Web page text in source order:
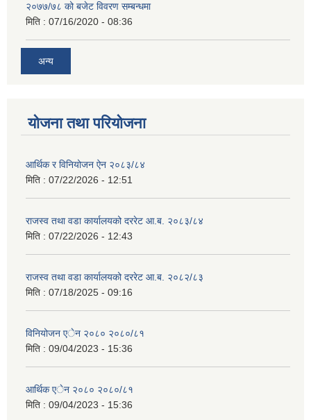
२०७७/७८ को बजेट विवरण सम्बन्धमा
मिति : 07/16/2020 - 08:36
अन्य
योजना तथा परियोजना
आर्थिक र विनियोजन ऐन २०८३/८४
मिति : 07/22/2026 - 12:51
राजस्व तथा वडा कार्यालयको दररेट आ.ब. २०८३/८४
मिति : 07/22/2026 - 12:43
राजस्व तथा वडा कार्यालयको दररेट आ.ब. २०८२/८३
मिति : 07/18/2025 - 09:16
विनियोजन एेन २०८० २०८०/८१
मिति : 09/04/2023 - 15:36
आर्थिक एेन २०८० २०८०/८१
मिति : 09/04/2023 - 15:36